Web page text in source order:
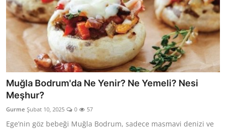
Muğla Bodrum'da Ne Yenir? Ne Yemeli? Nesi
Meşhur?
Gurme Şubat 10, 2025 0 57
Ege’nin göz bebeği Muğla Bodrum, sadece masmavi denizi ve